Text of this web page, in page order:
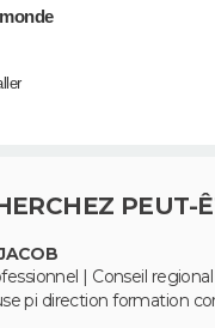
PEUT-
| Conseil
pi direction formation